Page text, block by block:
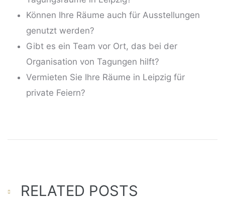
Können Ihre Räume auch für Ausstellungen
genutzt werden?
Gibt es ein Team vor Ort, das bei der
Organisation von Tagungen hilft?
Vermieten Sie Ihre Räume in Leipzig für
private Feiern?
RELATED POSTS